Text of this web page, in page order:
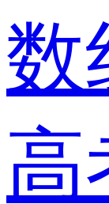
数
高